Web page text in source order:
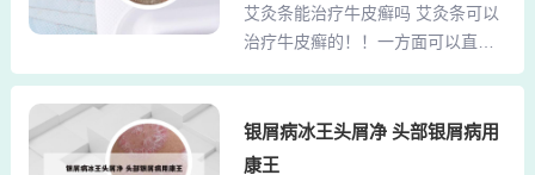
物，使皮肤软化并杀菌。沉降硫磺
与皮肤接触能产生硫化氢及五硫...
治疗，或是更换治疗方子。若有皮
肤破损现象，可根据病情选用适合
的用药方法。2、中药泡澡养生要注
保持在30度左右。中药泡澡的时候
必须要调节好水的温度，水的温度
艾灸条能治疗牛皮癣吗 艾灸条可以
治疗牛皮癣的！！一方面可以直接
患处艾灸，就是艾灸有牛皮癣的地
然后直接患处点刺方血，这样可以
让毒血排除的。另外一方面，大家
银屑病冰王头屑净 头部银屑病用
康王